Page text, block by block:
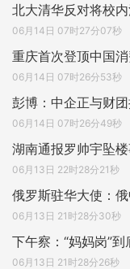
北大清华反对将校
06月14日 07时27分07秒
重庆首次登顶中国
06月14日 07时26分53秒
彭博：中企正与财
06月14日 07时26分49秒
湖南通报罗帅宇坠
06月13日 22时28分21秒
俄罗斯驻华大使：
06月13日 21时28分30秒
下午察：“妈妈岗”到
06月13日 21时28分26秒